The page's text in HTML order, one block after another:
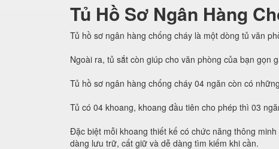
Tủ Hồ Sơ Ngân Hàng
Tủ hồ sơ ngân hàng chống cháy là một dòng tủ văn
Ngoài ra, tủ sắt còn giúp cho văn phòng của bạn gọn
Tủ hồ sơ ngân hàng chống cháy 04 ngăn còn có
Tủ có 04 khoang, khoang đầu tiên cho phép thì 03
Đặc biệt mỗi khoang thiết kế có chức năng thông
dàng lưu trữ, cất giữ và dễ dàng tìm kiếm khi cần.